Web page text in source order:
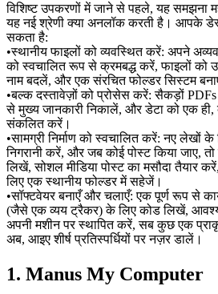
विशिष्ट उपकरणों में जाने से पहले, यह समझना
यह नई श्रेणी क्या अनलॉक करती है। आपके
सकता है:
•स्थानीय फाइलों को व्यवस्थित करें: अपने
को स्वचालित रूप से क्रमबद्ध करें, फाइलों को
नाम बदलें, और एक संरचित फोल्डर सिस्टम
•बल्क दस्तावेज़ों को प्रोसेस करें: सैकड़ों PDFs
से मुख्य जानकारी निकालें, और डेटा को एक ही,
संकलित करें।
•सामग्री निर्माण को स्वचालित करें: नए लेखों के
निगरानी करें, और जब कोई पोस्ट किया जाए,
लिखें, सोशल मीडिया पोस्ट का मसौदा तैयार
लिए एक स्थानीय फोल्डर में सहेजें।
•सॉफ्टवेयर बनाएँ और चलाएँ: एक पूर्ण रूप से
(जैसे एक व्यय ट्रैकर) के लिए कोड लिखें,
अपनी मशीन पर स्थापित करें, सब कुछ एक
अब, आइए शीर्ष प्रतिस्पर्धियों पर नज़र डालें।
1. Manus My Computer